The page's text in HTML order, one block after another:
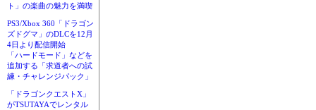
ト」の楽曲の魅力を満喫
PS3/Xbox 360「ドラゴン
ズドグマ」のDLCを12月
4日より配信開始
「ハードモード」などを
追加する「求道者への試
練・チャレンジパック」
「ドラゴンクエストX」
がTSUTAYAでレンタル